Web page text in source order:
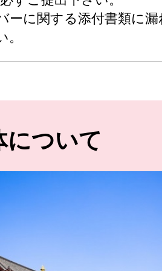
ーに関する添付書類に漏
について